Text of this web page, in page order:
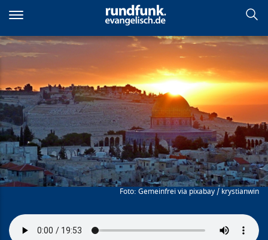
zum
Inhalt
Ich sehne mich in die
Lieblingsstadt Gottes
Gemeinfrei via pixabay / krystianwin